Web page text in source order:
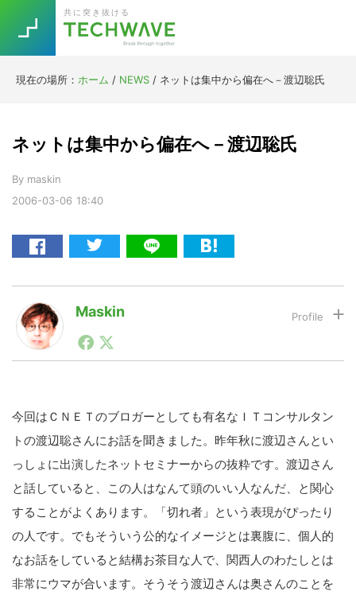
primary
navigation
main
content
primary
sidebar
footer
共に突き抜ける
現在の場所： ホーム / NEWS / ネットは集中から偏在へ－渡辺聡氏
2006-03-06 18:40
ネットは集中から偏在へ－渡辺聡氏
By maskin
Maskin
1990年代初頭から記者としてまた起業家としてITスタ
ートアップ業界のハードウェアからソフトウェアの事業
生から普及成長までを最前線で見てきた生き字引として
注目される。通信キャリアのニュースポータルの創業デ
スクとして数億PV事業に。世界最大IT系メディア（ス
ペイン）の元日本編集長、World Innovation Lab(WiL)
などを経て、現在、スタートアップ支援側の取り組みに
注力中。
今回はＣＮＥＴのブロガーとしても有名なＩＴコンサルタン
トの渡辺聡さんにお話を聞きました。昨年秋に渡辺さんとい
っしょに出演したネットセミナーからの抜粋です。渡辺さん
と話していると、この人はなんて頭のいい人なんだ、と関心
することがよくあります。「切れ者」という表現がぴったり
の人です。でもそういう公的なイメージとは裏腹に、個人的
なお話をしていると結構お茶目な人で、関西人のわたしとは
非常にウマが合います。そうそう渡辺さんは奥さんのことを
TOPICS
RE:LIFE
Re:Work
AI
暗号資産
Drone
VR/AR
[Startup]
[Voice Edition]
[YouTube]
LINE
投資家登録
特集
Block Data Bank
5G
Daily Monthly